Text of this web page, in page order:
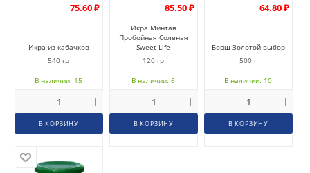
75.60 ₽
Икра из кабачков
540 гр
В наличии: 15
В КОРЗИНУ
85.50 ₽
Икра Минтая
Пробойная Соленая
Sweet Life
120 гр
В наличии: 6
В КОРЗИНУ
64.80 ₽
Борщ Золотой выбор
500 г
В наличии: 10
В КОРЗИНУ